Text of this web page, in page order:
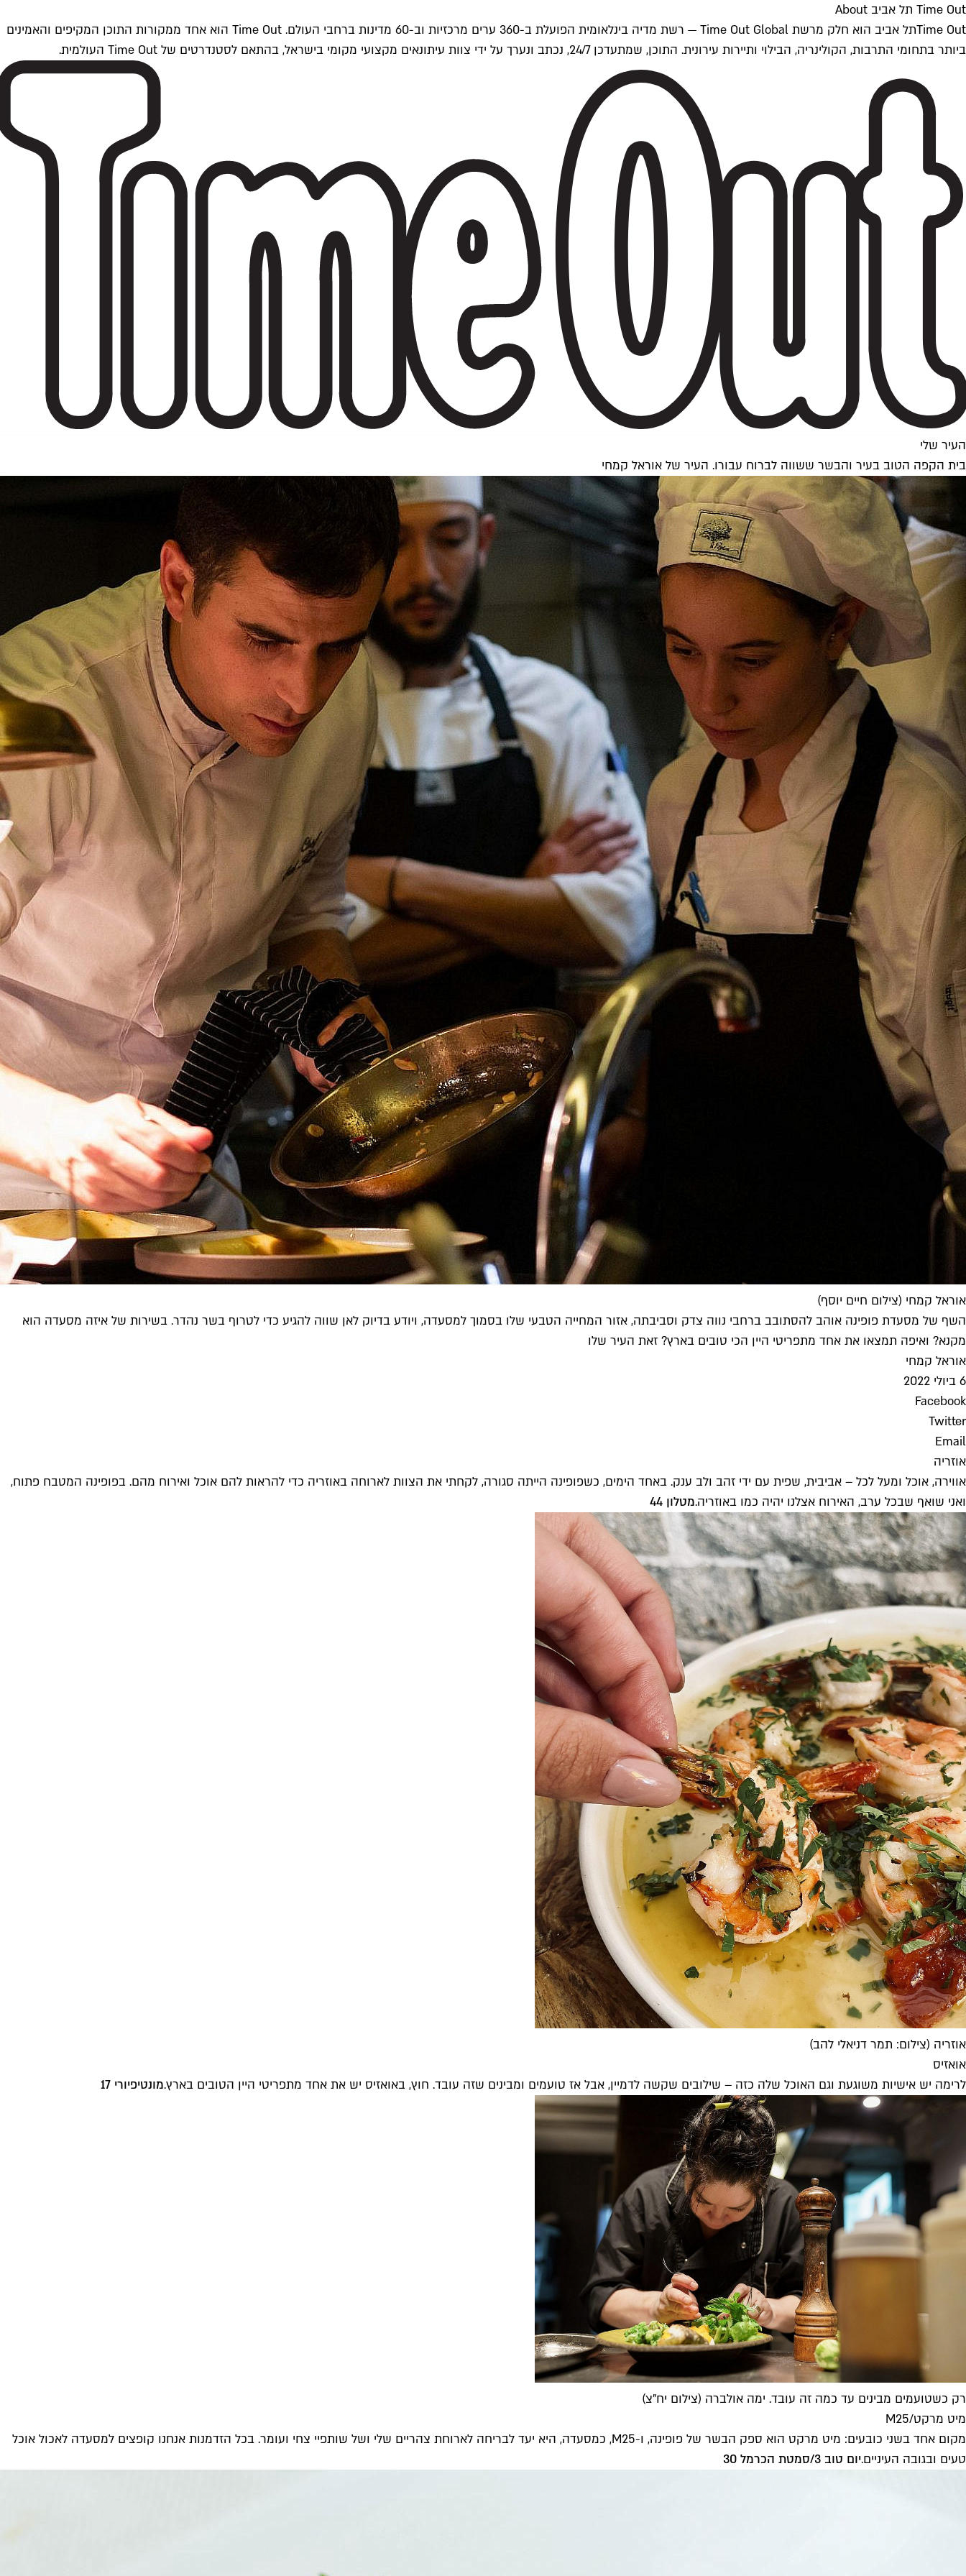
Time Out תל אביב About
Time Outתל אביב הוא חלק מרשת Time Out Global — רשת מדיה בינלאומית הפועלת ב-360 ערים מרכזיות וב-60 מדינות ברחבי העולם. Time Out הוא אחד ממקורות התוכן המקיפים והאמינים
ביותר בתחומי התרבות, הקולינריה, הבילוי ותיירות עירונית. התוכן, שמתעדכן 24/7, נכתב ונערך על ידי צוות עיתונאים מקצועי מקומי בישראל, בהתאם לסטנדרטים של Time Out העולמית.
העיר שלי
בית הקפה הטוב בעיר והבשר ששווה לברוח עבורו. העיר של אוראל קמחי
אוראל קמחי (צילום חיים יוסף)
השף של מסעדת פופינה אוהב להסתובב ברחבי נווה צדק וסביבתה, אזור המחייה הטבעי שלו בסמוך למסעדה, ויודע בדיוק לאן שווה להגיע כדי לטרוף בשר נהדר. בשירות של איזה מסעדה הוא
מקנא? ואיפה תמצאו את אחד מתפריטי היין הכי טובים בארץ? זאת העיר שלו
אוראל קמחי
6 ביולי 2022
Facebook
Twitter
Email
אוזריה
אווירה, אוכל ומעל לכל – אביבית, שפית עם ידי זהב ולב ענק. באחד הימים, כשפופינה הייתה סגורה, לקחתי את הצוות לארוחה באוזריה כדי להראות להם אוכל ואירוח מהם. בפופינה המטבח פתוח,
ואני שואף שבכל ערב, האירוח אצלנו יהיה כמו באוזריה.מטלון 44
אוזריה (צילום: תמר דניאלי להב)
אואזיס
לרימה יש אישיות משוגעת וגם האוכל שלה כזה – שילובים שקשה לדמיין, אבל אז טועמים ומבינים שזה עובד. חוץ, באואזיס יש את אחד מתפריטי היין הטובים בארץ.מונטיפיורי 17
רק כשטועמים מבינים עד כמה זה עובד. ימה אולברה (צילום יח"צ)
מיט מרקט/M25
מקום אחד בשני כובעים: מיט מרקט הוא ספק הבשר של פופינה, ו-M25, כמסעדה, היא יעד לבריחה לארוחת צהריים שלי ושל שותפיי צחי ועומר. בכל הזדמנות אנחנו קופצים למסעדה לאכול אוכל
טעים ובגובה העיניים.יום טוב 3/סמטת הכרמל 30